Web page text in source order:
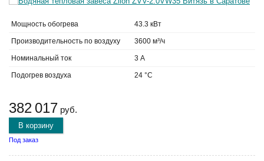
Мощность обогрева 43.3 кВт
Производительность по воздуху 3600 м³/ч
Номинальный ток 3 А
Подогрев воздуха 24 °C
382 017 руб.
В корзину
Под заказ